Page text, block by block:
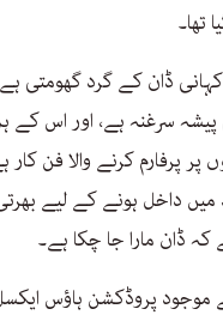
تھا۔
ڈان کے گرد گھومتی
پیشہ سرغنہ ہے، اور اس
پر پرفارم کرنے والا فن
میں داخل ہونے کے لیے
کہ ڈان مارا جا چکا ہے۔
پروڈکشن ہاؤس ایکسل